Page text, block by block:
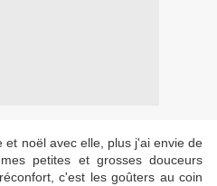
et noël avec elle, plus j'ai envie de
petites et grosses douceurs
c'est les goûters au coin